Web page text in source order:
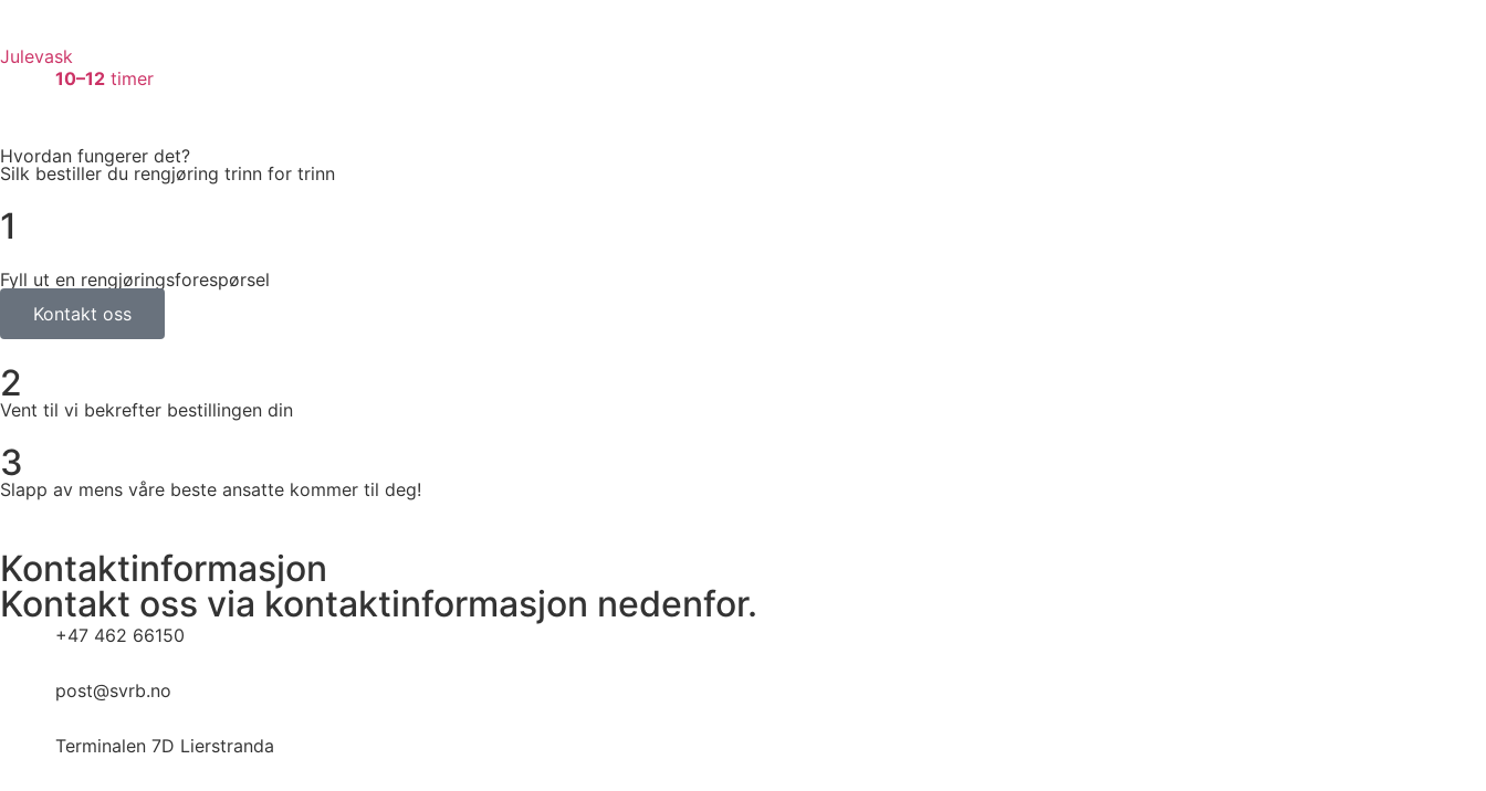
Julevask
10–12 timer
Hvordan fungerer det?
Silk bestiller du rengjøring trinn for trinn
1
Fyll ut en rengjøringsforespørsel
Kontakt oss
2
Vent til vi bekrefter bestillingen din
3
Slapp av mens våre beste ansatte kommer til deg!
Kontaktinformasjon
Kontakt oss via kontaktinformasjon nedenfor.
+47 462 66150
post@svrb.no
Terminalen 7D Lierstranda